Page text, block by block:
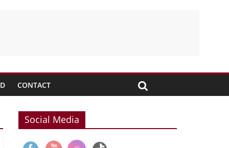
CONTACT
Social Media